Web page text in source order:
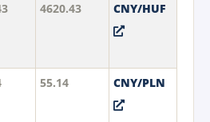
4620.43 CNY/HUF
55.14 CNY/PLN